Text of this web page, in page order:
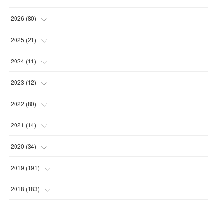
2026 (80)
(11 )
(30 )
(23
(10
2025 (21)
(2
(9
(7
(3
2024 (11)
(1
(5
(5
2023 (12)
(5
(7
2022 (80)
(17 )
(8
(7)
(14
2021 (14)
(1
(6)
(2)
2020 (34)
(1)
(3)
2019 (191)
(4)
2018 (183)